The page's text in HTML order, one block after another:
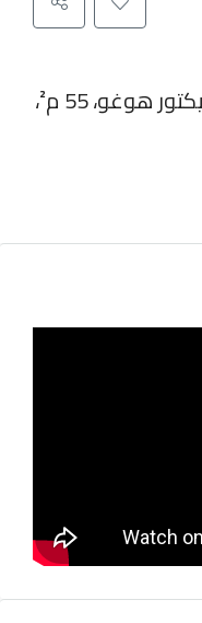
ستوديو مفروش للكراء في فيكتور هوغو، 55 م²،